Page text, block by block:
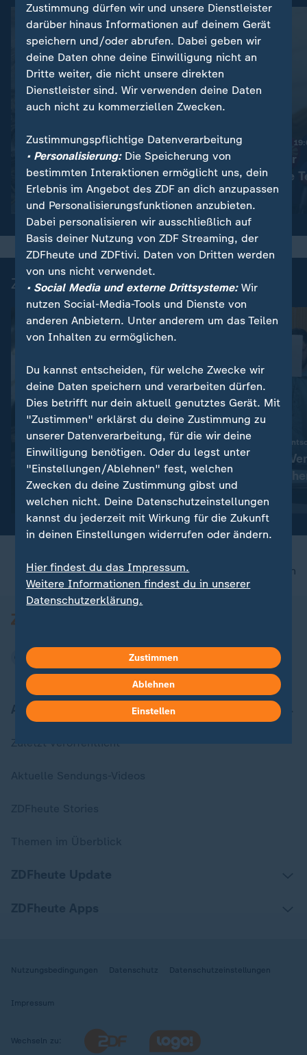
Nachrichten | heute 19:00 Uhr:
Viele Tote in der Ukraine
Nachrichten | heute
Haftstrafen für
rechtsextreme
Video
Zuletzt auf ZDFheute veröffentlicht
Russland greift die Ukraine an
Aktuelles zum Krieg in der
Ukraine
Oberlandesgericht
Anschlag auf
Urteil in
mit Video
nach oben
Aktuell bei ZDFheute
Zuletzt veröffentlicht
Nutzungsbedingungen Datenschutz Datenschutzeinstellungen
Impressum
Wechseln zu:
Zustimmung dürfen wir und unsere Dienstleister
darüber hinaus Informationen auf deinem Gerät
speichern und/oder abrufen. Dabei geben wir
deine Daten ohne deine Einwilligung nicht an
Dritte weiter, die nicht unsere direkten
Dienstleister sind. Wir verwenden deine Daten
auch nicht zu kommerziellen Zwecken.
Zustimmungspflichtige Datenverarbeitung
• Personalisierung:Die Speicherung von
bestimmten Interaktionen ermöglicht uns, dein
Erlebnis im Angebot des ZDF an dich anzupassen
und Personalisierungsfunktionen anzubieten.
Dabei personalisieren wir ausschließlich auf
Basis deiner Nutzung von ZDF Streaming, der
ZDFheute und ZDFtivi. Daten von Dritten werden
von uns nicht verwendet.
• Social Media und externe Drittsysteme:Wir
nutzen Social-Media-Tools und Dienste von
anderen Anbietern. Unter anderem um das Teilen
von Inhalten zu ermöglichen.
Du kannst entscheiden, für welche Zwecke wir
deine Daten speichern und verarbeiten dürfen.
Dies betrifft nur dein aktuell genutztes Gerät. Mit
"Zustimmen" erklärst du deine Zustimmung zu
unserer Datenverarbeitung, für die wir deine
Einwilligung benötigen. Oder du legst unter
"Einstellungen/Ablehnen" fest, welchen
Zwecken du deine Zustimmung gibst und
welchen nicht. Deine Datenschutzeinstellungen
kannst du jederzeit mit Wirkung für die Zukunft
in deinen Einstellungen widerrufen oder ändern.
Hier findest du das Impressum.
Weitere Informationen findest du in unserer
Datenschutzerklärung.
Zustimmen
Ablehnen
Einstellen